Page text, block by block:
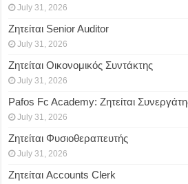
July 31, 2026
Ζητείται Senior Auditor
July 31, 2026
Ζητείται Οικονομικός Συντάκτης
July 31, 2026
Pafos Fc Academy: Ζητείται
July 31, 2026
Ζητείται Φυσιοθεραπευτής
July 31, 2026
Ζητείται Accounts Clerk